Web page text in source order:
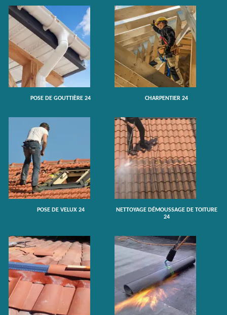
POSE DE GOUTTIÈRE 24 CHARPENTIER 24
POSE DE VELUX 24
NETTOYAGE DÉMOUSSAGE DE TOITURE
24